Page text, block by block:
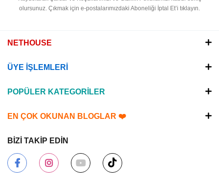
olursunuz. Çıkmak için e-postalarımızdaki Aboneliği İptal Et’i tıklayın.
NETHOUSE
ÜYE İŞLEMLERİ
POPÜLER KATEGORİLER
EN ÇOK OKUNAN BLOGLAR ❤️
BİZİ TAKİP EDİN